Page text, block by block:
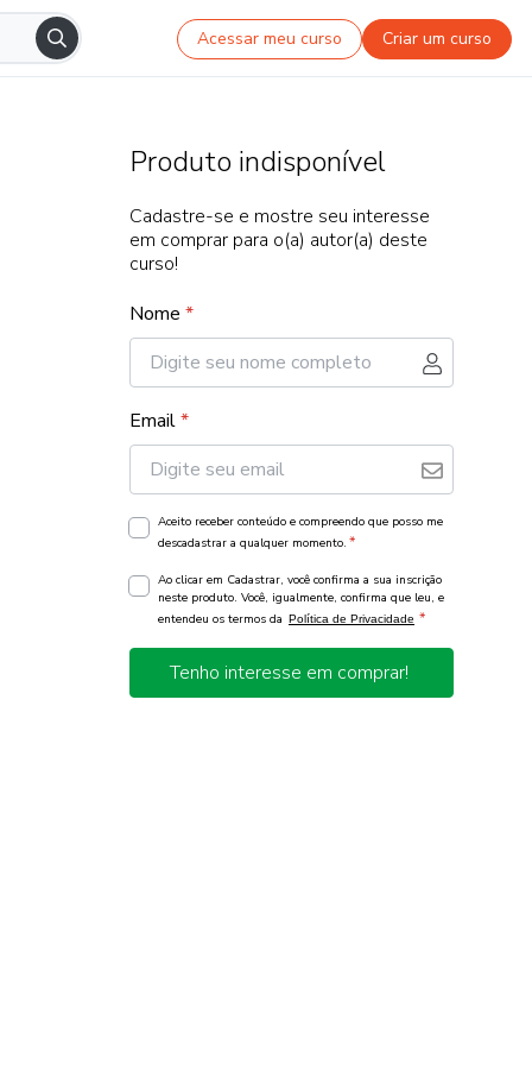
Acessar meu curso Criar um curso
Produto indisponível
Cadastre-se e mostre seu interesse
em comprar para o(a) autor(a) deste
curso!
Nome *
Email*
Aceito receber conteúdo e compreendo que posso me
descadastrar a qualquer momento. *
Ao clicar em Cadastrar, você confirma a sua inscrição
neste produto. Você, igualmente, confirma que leu, e
entendeu os termos da Política de Privacidade *
Tenho interesse em comprar!